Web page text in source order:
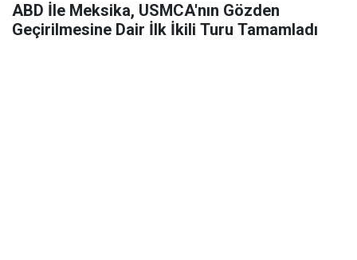
ABD İle Meksika, USMCA'nın Gözden
Geçirilmesine Dair İlk İkili Turu Tamamladı